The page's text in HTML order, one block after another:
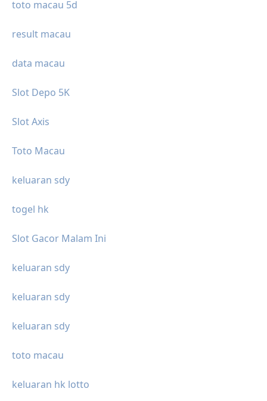
toto macau 5d
result macau
data macau
Slot Depo 5K
Slot Axis
Toto Macau
keluaran sdy
togel hk
Slot Gacor Malam Ini
keluaran sdy
keluaran sdy
keluaran sdy
toto macau
keluaran hk lotto